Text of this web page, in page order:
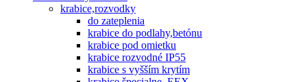
krabice,rozvodky
do zateplenia
krabice do podlahy,betónu
krabice pod omietku
krabice rozvodné IP55
krabice s vyšším krytím